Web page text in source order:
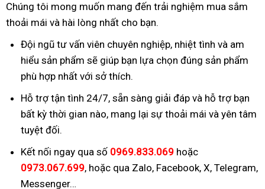
Chúng tôi mong muốn mang đến trải nghiệm mua sắm
thoải mái và hài lòng nhất cho bạn.
Đội ngũ tư vấn viên chuyên nghiệp, nhiệt tình và am
hiểu sản phẩm sẽ giúp bạn lựa chọn đúng sản phẩm
phù hợp nhất với sở thích.
Hỗ trợ tận tình 24/7, sẵn sàng giải đáp và hỗ trợ bạn
bất kỳ thời gian nào, mang lại sự thoải mái và yên tâm
tuyệt đối.
Kết nối ngay qua số 0969.833.069 hoặc
0973.067.699, hoặc qua Zalo, Facebook, X, Telegram,
Messenger…